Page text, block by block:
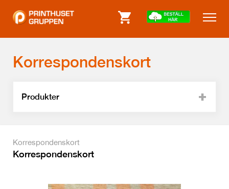
Korrespondenskort
Produkter
Korrespondenskort
Korrespondenskort